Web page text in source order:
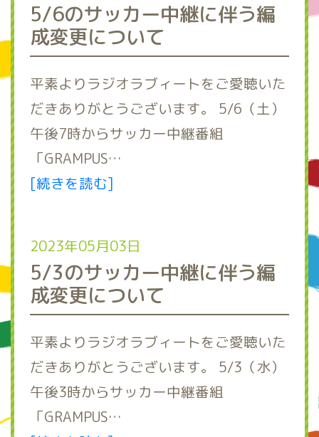
5/6のサッカー中継に伴う編
成変更について
平素よりラジオラブィートをご愛聴いた
だきありがとうございます。 5/6（土）
午後7時からサッカー中継番組
「GRAMPUS…
[続きを読む]
2023年05月03日
5/3のサッカー中継に伴う編
成変更について
平素よりラジオラブィートをご愛聴いた
だきありがとうございます。 5/3（水）
午後3時からサッカー中継番組
「GRAMPUS…